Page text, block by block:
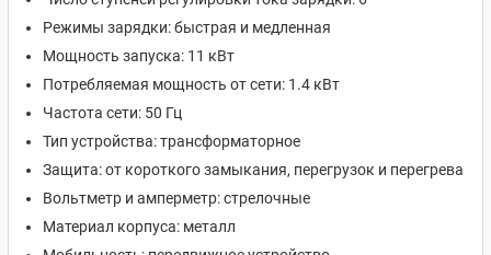
Режимы зарядки: быстрая и медленная
Мощность запуска: 11 кВт
Потребляемая мощность от сети: 1.4 кВт
Частота сети: 50 Гц
Тип устройства: трансформаторное
Защита: от короткого замыкания, перегрузок и перегрева
Вольтметр и амперметр: стрелочные
Материал корпуса: металл